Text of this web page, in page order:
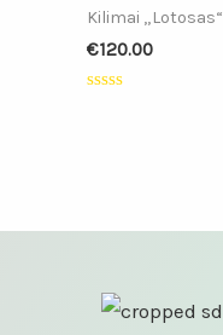
Kilimai „Lotosas“
€120.00